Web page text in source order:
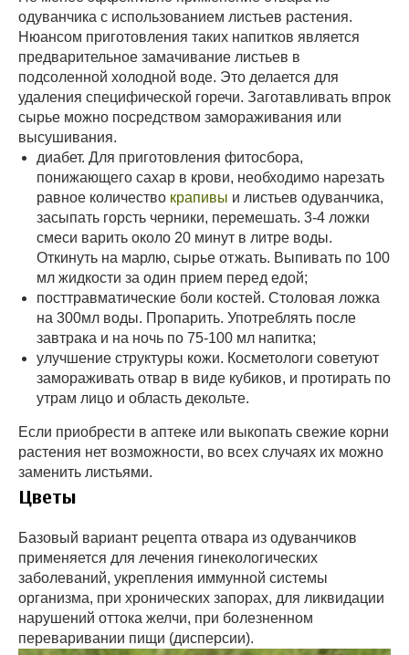
одуванчика с использованием листьев растения.
Нюансом приготовления таких напитков является
предварительное замачивание листьев в
подсоленной холодной воде. Это делается для
удаления специфической горечи. Заготавливать впрок
сырье можно посредством замораживания или
высушивания.
диабет. Для приготовления фитосбора,
понижающего сахар в крови, необходимо нарезать
равное количество крапивы и листьев одуванчика,
засыпать горсть черники, перемешать. 3-4 ложки
смеси варить около 20 минут в литре воды.
Откинуть на марлю, сырье отжать. Выпивать по 100
мл жидкости за один прием перед едой;
посттравматические боли костей. Столовая ложка
на 300мл воды. Пропарить. Употреблять после
завтрака и на ночь по 75-100 мл напитка;
улучшение структуры кожи. Косметологи советуют
замораживать отвар в виде кубиков, и протирать по
утрам лицо и область декольте.
Если приобрести в аптеке или выкопать свежие корни
растения нет возможности, во всех случаях их можно
заменить листьями.
Цветы
Базовый вариант рецепта отвара из одуванчиков
применяется для лечения гинекологических
заболеваний, укрепления иммунной системы
организма, при хронических запорах, для ликвидации
нарушений оттока желчи, при болезненном
переваривании пищи (дисперсии).